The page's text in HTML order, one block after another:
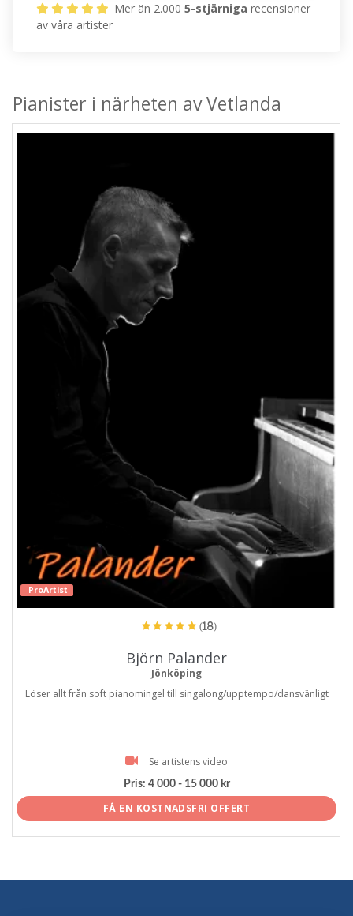
Mer än 2.0005-stjärniga recensioner
av våra artister
Pianister i närheten av Vetlanda
ProArtist
(18)
Björn Palander
Jönköping
Löser allt från soft pianomingel till singalong/upptempo/dansvänligt
Se artistens video
Pris: 4 000 - 15 000 kr
FÅ EN KOSTNADSFRI OFFERT